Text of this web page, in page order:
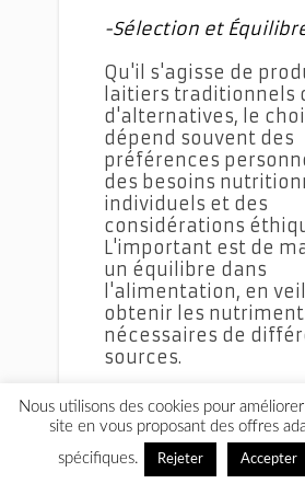
-Sélection et
Qu'il s'agisse de
laitiers traditionnels
d'alternatives, le
dépend souvent des
préférences
des besoins
individuels et des
considérations
L'important est de
un équilibre dans
l'alimentation, en
obtenir les
nécessaires de
sources.
Les produits laitiers
alternatives peuvent
deux jouer un rôle
dans une alimentation
Nous utilisons des cookies pour
site en vous proposant des offres
spécifiques.
Rejeter Accepter